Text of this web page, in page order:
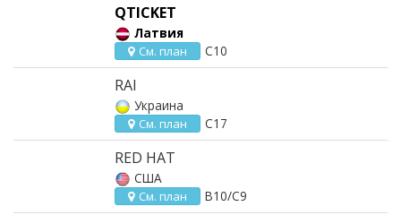
QTICKET
Латвия
См. план C10
RAI
Украина
См. план C17
RED HAT
США
См. план B10/C9